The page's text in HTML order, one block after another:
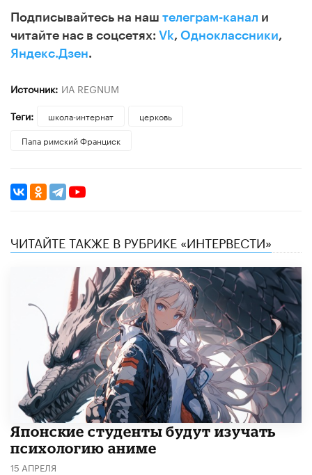
Подписывайтесь на наш телеграм-канал и
читайте нас в соцсетях: Vk, Одноклассники,
Яндекс.Дзен.
Источник: ИА REGNUM
Теги:
школа-интернат
церковь
Папа римский Франциск
ЧИТАЙТЕ ТАКЖЕ В РУБРИКЕ «ИНТЕРВЕСТИ»
Японские студенты будут изучать
психологию аниме
15 АПРЕЛЯ